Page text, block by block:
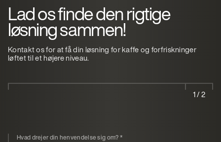
Lad os finde den rigtige
løsning sammen!
Kontakt os for at få din løsning for kaffe og forfriskninger
løftet til et højere niveau.
1 / 2
Hvad drejer din henvendelse sig om?*